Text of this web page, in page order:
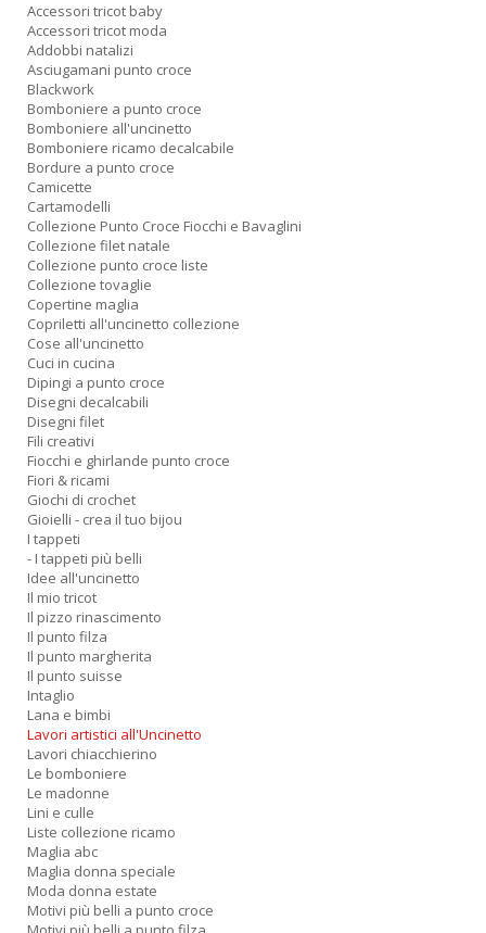
Accessori tricot baby
Accessori tricot moda
Addobbi natalizi
Asciugamani punto croce
Blackwork
Bomboniere a punto croce
Bomboniere all'uncinetto
Bomboniere ricamo decalcabile
Bordure a punto croce
Camicette
Cartamodelli
Collezione Punto Croce Fiocchi e Bavaglini
Collezione filet natale
Collezione punto croce liste
Collezione tovaglie
Copertine maglia
Copriletti all'uncinetto collezione
Cose all'uncinetto
Cuci in cucina
Dipingi a punto croce
Disegni decalcabili
Disegni filet
Fili creativi
Fiocchi e ghirlande punto croce
Fiori & ricami
Giochi di crochet
Gioielli - crea il tuo bijou
I tappeti
- I tappeti più belli
Idee all'uncinetto
Il mio tricot
Il pizzo rinascimento
Il punto filza
Il punto margherita
Il punto suisse
Intaglio
Lana e bimbi
Lavori artistici all'Uncinetto
Lavori chiacchierino
Le bomboniere
Le madonne
Lini e culle
Liste collezione ricamo
Maglia abc
Maglia donna speciale
Moda donna estate
Motivi più belli a punto croce